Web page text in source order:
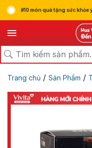
#10 món quà tặng sức khỏe
Trang chủ / Sản Phẩm /